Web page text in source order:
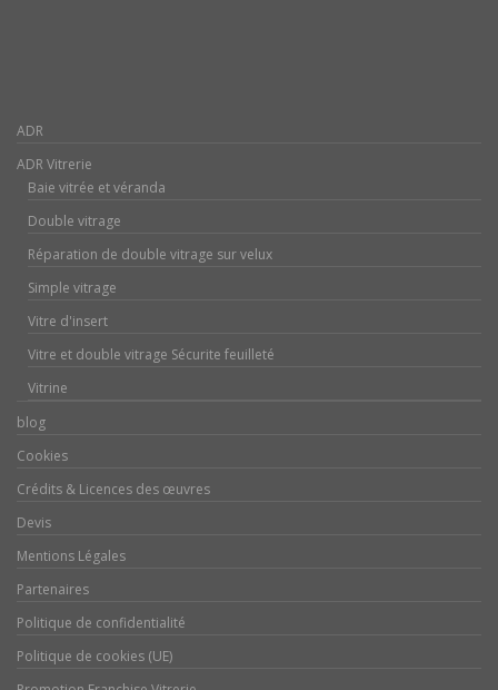
ADR
ADR Vitrerie
Baie vitrée et véranda
Double vitrage
Réparation de double vitrage sur velux
Simple vitrage
Vitre d'insert
Vitre et double vitrage Sécurite feuilleté
Vitrine
blog
Cookies
Crédits & Licences des œuvres
Devis
Mentions Légales
Partenaires
Politique de confidentialité
Politique de cookies (UE)